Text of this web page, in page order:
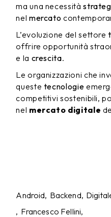
ma una necessità
nel mercato
L’evoluzione del settore
offrire opportunità
e la crescita.
Le organizzazioni che
queste tecnologie
competitivi sostenibili,
nel mercato digitale
Android Backend
Francesco Fellini